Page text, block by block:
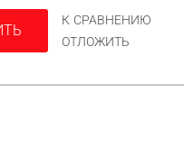
К СРАВНЕНИЮ
ОТЛОЖИТЬ